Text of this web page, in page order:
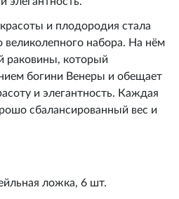
и плодородия стала
великолепного набора. На нём
раковины, который
богини Венеры и обещает
и элегантность. Каждая
сбалансированный вес и
ложка, 6 шт.